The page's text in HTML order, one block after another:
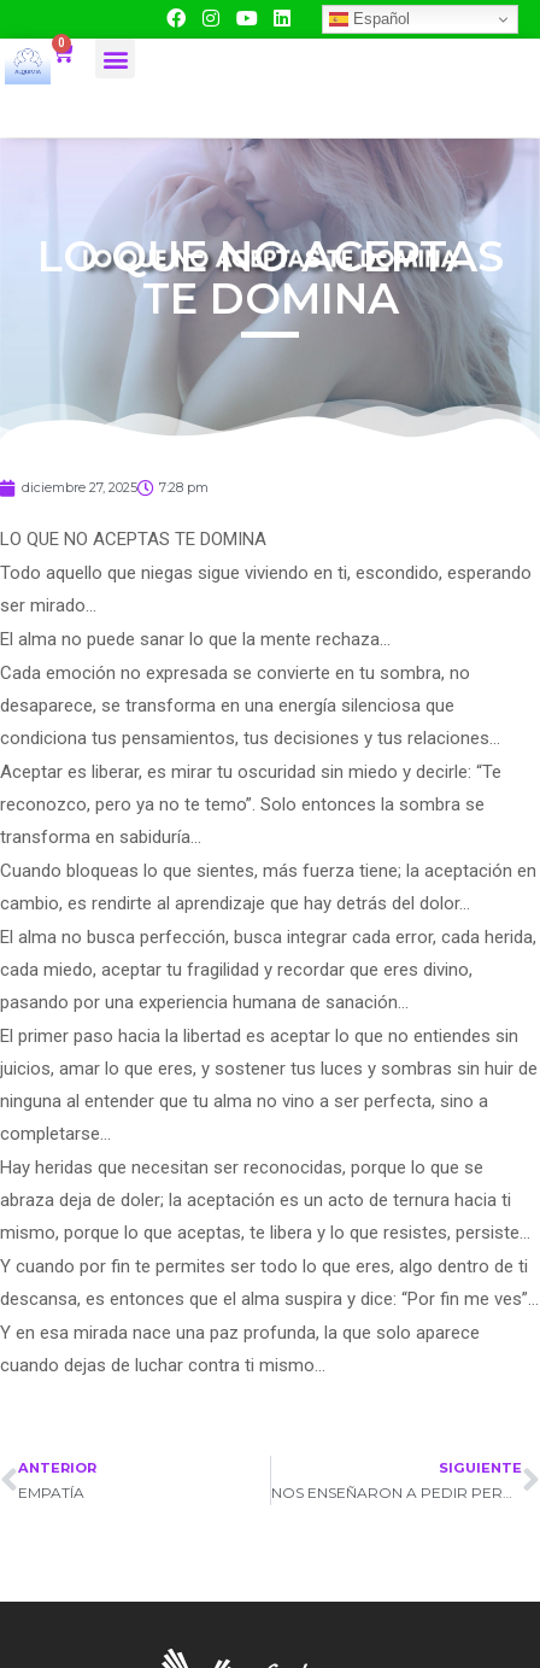
Español
0
LO QUE NO ACEPTAS
TE DOMINA
diciembre 27, 2025 7:28 pm
LO QUE NO ACEPTAS TE DOMINA
Todo aquello que niegas sigue viviendo en ti, escondido, esperando
ser mirado…
El alma no puede sanar lo que la mente rechaza…
Cada emoción no expresada se convierte en tu sombra, no
desaparece, se transforma en una energía silenciosa que
condiciona tus pensamientos, tus decisiones y tus relaciones…
Aceptar es liberar, es mirar tu oscuridad sin miedo y decirle: “Te
reconozco, pero ya no te temo”. Solo entonces la sombra se
transforma en sabiduría…
Cuando bloqueas lo que sientes, más fuerza tiene; la aceptación en
cambio, es rendirte al aprendizaje que hay detrás del dolor…
El alma no busca perfección, busca integrar cada error, cada herida,
cada miedo, aceptar tu fragilidad y recordar que eres divino,
pasando por una experiencia humana de sanación…
El primer paso hacia la libertad es aceptar lo que no entiendes sin
juicios, amar lo que eres, y sostener tus luces y sombras sin huir de
ninguna al entender que tu alma no vino a ser perfecta, sino a
completarse…
Hay heridas que necesitan ser reconocidas, porque lo que se
abraza deja de doler; la aceptación es un acto de ternura hacia ti
mismo, porque lo que aceptas, te libera y lo que resistes, persiste…
Y cuando por fin te permites ser todo lo que eres, algo dentro de ti
descansa, es entonces que el alma suspira y dice: “Por fin me ves”…
Y en esa mirada nace una paz profunda, la que solo aparece
cuando dejas de luchar contra ti mismo…
ANTERIOR
EMPATÍA
SIGUIENTE
NOS ENSEÑARON A PEDIR PERMISO ANTES DE HACER ALGO